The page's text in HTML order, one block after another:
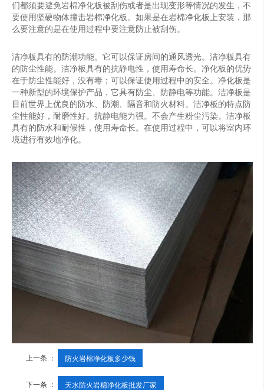
们都须要避免岩棉净化板被刮伤或者是出现变形等情况的发生，不
要使用坚硬物体撞击岩棉净化板。如果是在岩棉净化板上安装，那
么要注意的是在使用过程中要注意防止被刮伤。
洁净板具有的防潮功能。它可以保证房间的通风透光。洁净板具有
的防尘性能。洁净板具有的抗静电性，使用寿命长。净化板的优势
在于防尘性能好，没有毒；可以保证使用过程中的安全。净化板是
一种新型的环境保护产品，它具有防尘、防静电等功能。洁净板是
目前世界上优良的防水、防潮、隔音和防火材料。洁净板的特点防
尘性能好，耐磨性好。抗静电能力强。不会产生粉尘污染。洁净板
具有的防水和耐候性，使用寿命长。在使用过程中，可以将室内环
境进行有效地净化。
上一条 ： 防火岩棉净化板多少钱
下一条 ： 天水防火岩棉净化板批发厂家